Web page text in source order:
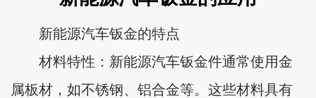
新能源汽车钣金的特点
材料特性：新能源汽车钣金件通常使用金
属板材，如不锈钢、铝合金等。这些材料具有